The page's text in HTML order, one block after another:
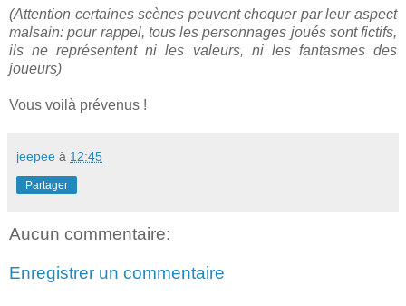
(Attention certaines scènes peuvent choquer par leur aspect
malsain: pour rappel, tous les personnages joués sont fictifs,
ils ne représentent ni les valeurs, ni les fantasmes des
joueurs)
Vous voilà prévenus !
jeepee à 12:45
Partager
Aucun commentaire:
Enregistrer un commentaire